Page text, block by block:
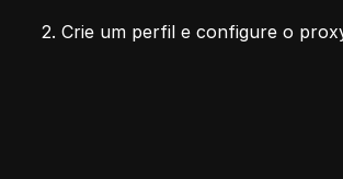
2. Crie um perfil e configure o